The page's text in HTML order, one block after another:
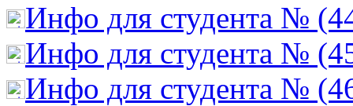
Инфо для студента №
Инфо для студента №
Инфо для студента №